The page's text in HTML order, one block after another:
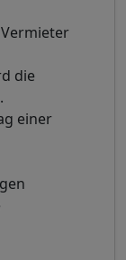
die
einer